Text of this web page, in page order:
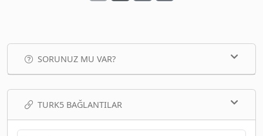
SORUNUZ MU VAR?
TURK5 BAĞLANTILAR